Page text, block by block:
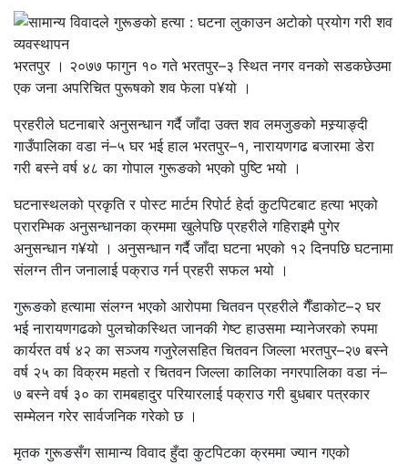
भरतपुर । २०७७ फागुन १० गते भरतपुर–३ स्थित नगर वनको सडकछेउमा
एक जना अपरिचित पुरूषको शव फेला प¥यो ।
प्रहरीले घटनाबारे अनुसन्धान गर्दै जाँदा उक्त शव लमजुङको मस्र्याङ्दी
गाउँपालिका वडा नं–५ घर भई हाल भरतपुर–१, नारायणगढ बजारमा डेरा
गरी बस्ने वर्ष ४८ का गोपाल गुरूङको भएको पुष्टि भयो ।
घटनास्थलको प्रकृति र पोस्ट मार्टम रिपोर्ट हेर्दा कुटपिटबाट हत्या भएको
प्रारम्भिक अनुसन्धानका क्रममा खुलेपछि प्रहरीले गहिराइमै पुगेर
अनुसन्धान ग¥यो । अनुसन्धान गर्दै जाँदा घटना भएको १२ दिनपछि घटनामा
संलग्न तीन जनालाई पक्राउ गर्न प्रहरी सफल भयो ।
गुरूङको हत्यामा संलग्न भएको आरोपमा चितवन प्रहरीले गैँडाकोट–२ घर
भई नारायणगढको पुलचोकस्थित जानकी गेष्ट हाउसमा म्यानेजरको रुपमा
कार्यरत वर्ष ४२ का सञ्जय गजुरेलसहित चितवन जिल्ला भरतपुर–२७ बस्ने
वर्ष २५ का विक्रम महतो र चितवन जिल्ला कालिका नगरपालिका वडा नं–
७ बस्ने वर्ष ३० का रामबहादुर परियारलाई पक्राउ गरी बुधबार पत्रकार
सम्मेलन गरेर सार्वजनिक गरेको छ ।
मृतक गुरूङसँग सामान्य विवाद हुँदा कुटपिटका क्रममा ज्यान गएको